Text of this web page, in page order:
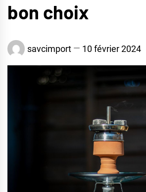
bon choix
savcimport 10 février 2024